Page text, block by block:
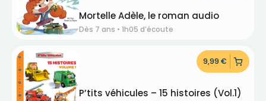
Mortelle Adèle, le roman audio
Dès 7 ans • 1h05 d’écoute
9,99 €
P’tits véhicules – 15 histoires (Vol.1)